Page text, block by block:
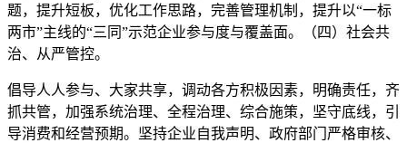
题，提升短板，优化工作思路，完善管理机制，提升以“一标
两市”主线的“三同”示范企业参与度与覆盖面。（四）社会共
治、从严管控。
倡导人人参与、大家共享，调动各方积极因素，明确责任，齐
抓共管，加强系统治理、全程治理、综合施策，坚守底线，引
导消费和经营预期。坚持企业自我声明、政府部门严格审核、